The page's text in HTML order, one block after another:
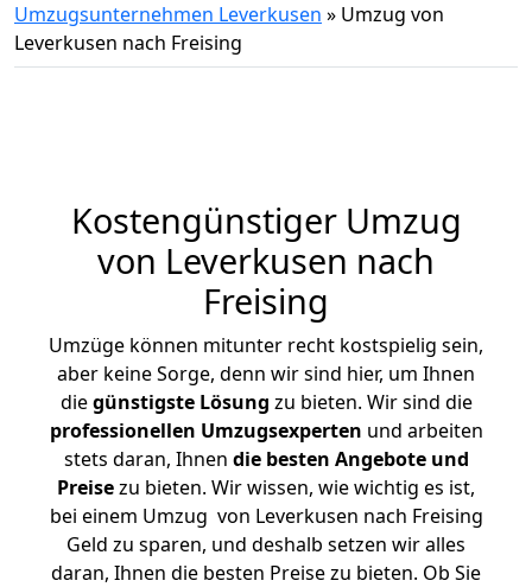
Umzugsunternehmen Leverkusen » Umzug von
Leverkusen nach Freising
Kostengünstiger Umzug
von Leverkusen nach
Freising
Umzüge können mitunter recht kostspielig sein,
aber keine Sorge, denn wir sind hier, um Ihnen
diegünstigste Lösung zu bieten. Wir sind die
professionellen Umzugsexperten und arbeiten
stets daran, Ihnen die besten Angebote und
Preisezu bieten. Wir wissen, wie wichtig es ist,
bei einem Umzug von Leverkusen nach Freising
Geld zu sparen, und deshalb setzen wir alles
daran, Ihnen die besten Preise zu bieten. Ob Sie